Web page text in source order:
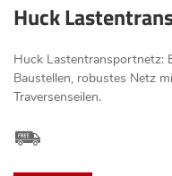
Huck
Huck Lastentransportnetz:
Baustellen, robustes Netz
Traversenseilen.